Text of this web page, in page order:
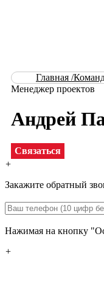
Главная /
Менеджер проектов
Андрей
Связаться
+
Закажите обратный
Нажимая на кнопку
+